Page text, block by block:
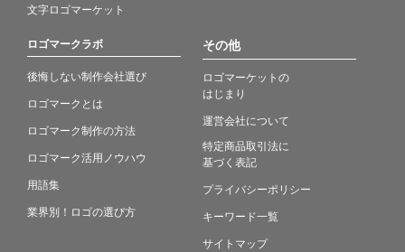
文字ロゴマーケット
ロゴマークラボ
後悔しない制作会社選び
ロゴマークとは
ロゴマーク制作の方法
ロゴマーク活用ノウハウ
用語集
業界別！ロゴの選び方
その他
ロゴマーケットの
はじまり
運営会社について
特定商品取引法に
基づく表記
プライバシーポリシー
キーワード一覧
サイトマップ